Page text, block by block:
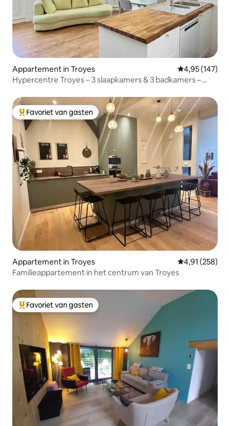
Appartement in Troyes Gemiddelde
4,95 (147)
Hypercentre Troyes – 3 slaapkamers & 3 badkamers –
Topfavoriet van gasten
Favoriet van gasten
Appartement in Troyes Gemiddelde
4,91 (258)
Familieappartement in het centrum van Troyes
Topfavoriet van gasten
Favoriet van gasten